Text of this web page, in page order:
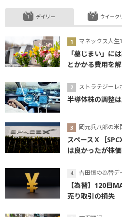
デイリー
マネックス人生
「墓じまい」に
とかかる費用を
ストラテジーレ
半導体株の調整
岡元兵八郎の米
スペースＸ［
は良かったが株
吉田恒の為替デ
【為替】120日
売り取引の損失
ウイーク